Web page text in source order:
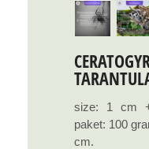
size: 1 cm
paket: 100
cm.